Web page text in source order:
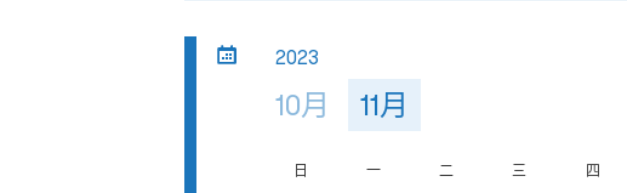
2023
10月 11月
日 一 二 三 四